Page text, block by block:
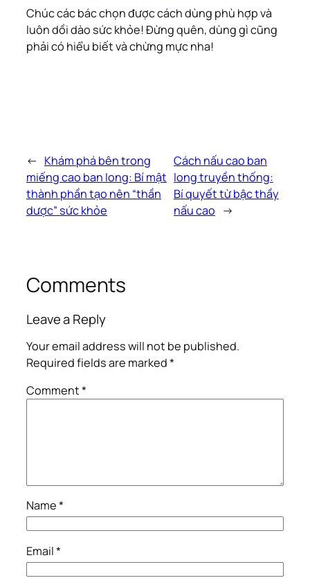
Chúc các bác chọn được cách dùng phù hợp và
luôn dồi dào sức khỏe! Đừng quên, dùng gì cũng
phải có hiểu biết và chừng mực nha!
← Khám phá bên trong
miếng cao ban long: Bí mật
thành phần tạo nên “thần
dược” sức khỏe
Cách nấu cao ban
long truyền thống:
Bí quyết từ bậc thầy
nấu cao →
Comments
Leave a Reply
Your email address will not be published.
Required fields are marked*
Comment*
Name*
Email*